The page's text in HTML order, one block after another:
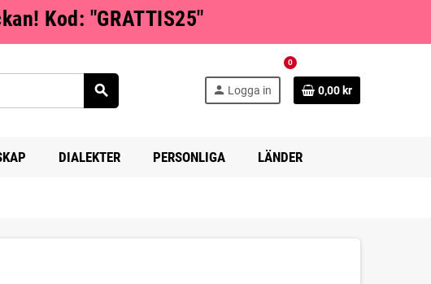
Kod: "GRATTIS25"
search person Logga in
0
0,00 kr
DIALEKTER PERSONLIGA LÄNDER